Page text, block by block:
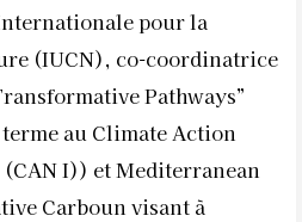
pour la
(IUCN), co-coordinatrice
Pathways”
au Climate Action
I)) et Mediterranean
Carboun visant à